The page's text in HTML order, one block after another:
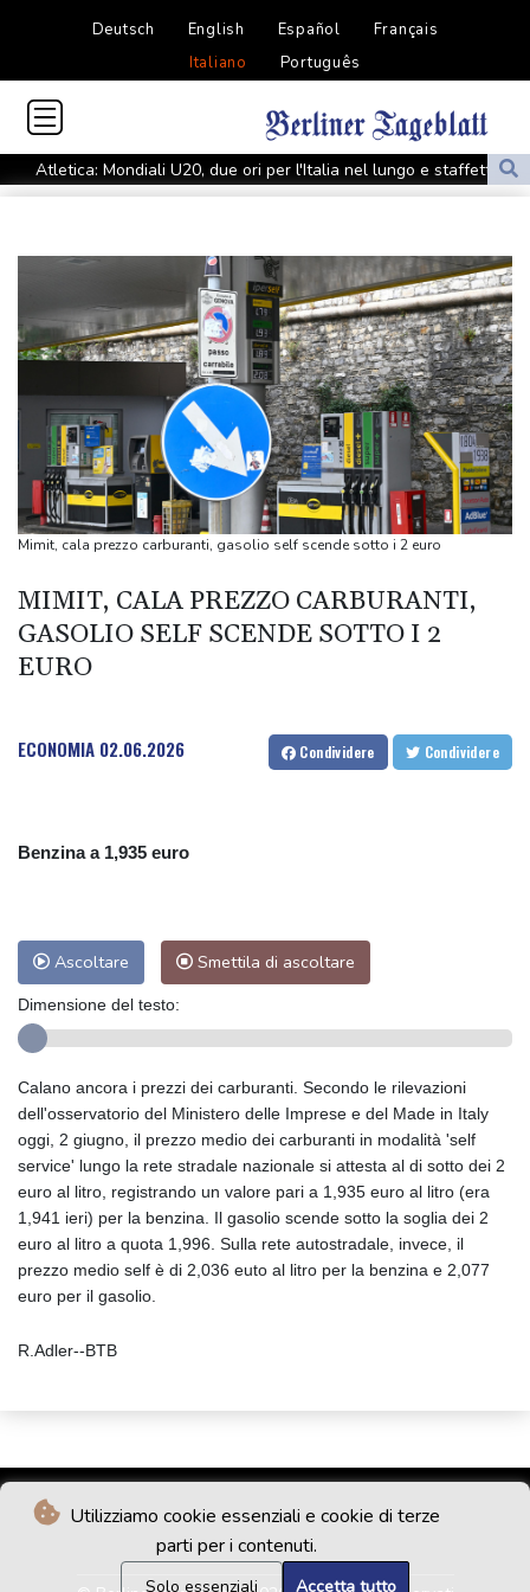
Utilizziamo cookie essenziali e cookie di terze
parti per i contenuti.
Solo essenziali Accetta tutto
Deutsch English Español
Français
Italiano
Português
Atletica: Mondiali U20, due ori per l'Italia nel lungo e staffetta
4x100 mista
Nagasaki commemora il bombardamento atomico di 81 anni fa
Ankara, 'Egitto potrebbe essere il prossimo ad aderire al Patto
della Mecca'
Ankara, 'Egitto potrebbe essere il prossimo ad aderire al Patto
della Mecca'
Tennis, n.1 al mondo Sabalenka sconfitta da Alexandrova a
Toronto
Tennis, n.1 al mondo Sabalenka sconfitta da Alexandrova a
Toronto
Odessa sotto attacco russo, danneggiati edifici e infrastrutture
Teheran, 'se Usa non correggeranno il loro comportamento
Hormuz resterà chiuso'
Mimit, cala prezzo carburanti, gasolio self scende sotto i 2 euro
MIMIT, CALA PREZZO CARBURANTI,
GASOLIO SELF SCENDE SOTTO I 2
EURO
ECONOMIA 02.06.2026 Condividere Condividere
Benzina a 1,935 euro
Ascoltare Smettila di ascoltare
Dimensione del testo:
Calano ancora i prezzi dei carburanti. Secondo le rilevazioni
dell'osservatorio del Ministero delle Imprese e del Made in Italy
oggi, 2 giugno, il prezzo medio dei carburanti in modalità 'self
service' lungo la rete stradale nazionale si attesta al di sotto dei 2
euro al litro, registrando un valore pari a 1,935 euro al litro (era
1,941 ieri) per la benzina. Il gasolio scende sotto la soglia dei 2
euro al litro a quota 1,996. Sulla rete autostradale, invece, il
prezzo medio self è di 2,036 euto al litro per la benzina e 2,077
euro per il gasolio.
R.Adler--BTB